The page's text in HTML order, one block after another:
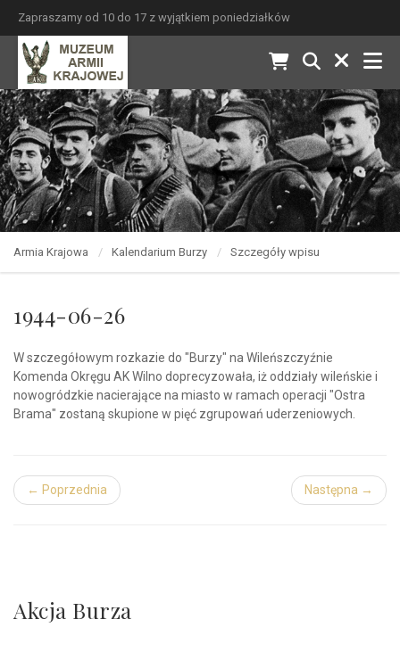
Zapraszamy od 10 do 17 z wyjątkiem poniedziałków
Armia Krajowa Kalendarium Burzy Szczegóły wpisu
1944-06-26
W szczegółowym rozkazie do "Burzy" na Wileńszczyźnie
Komenda Okręgu AK Wilno doprecyzowała, iż oddziały wileńskie i
nowogródzkie nacierające na miasto w ramach operacji "Ostra
Brama" zostaną skupione w pięć zgrupowań uderzeniowych.
← Poprzednia Następna →
Akcja Burza